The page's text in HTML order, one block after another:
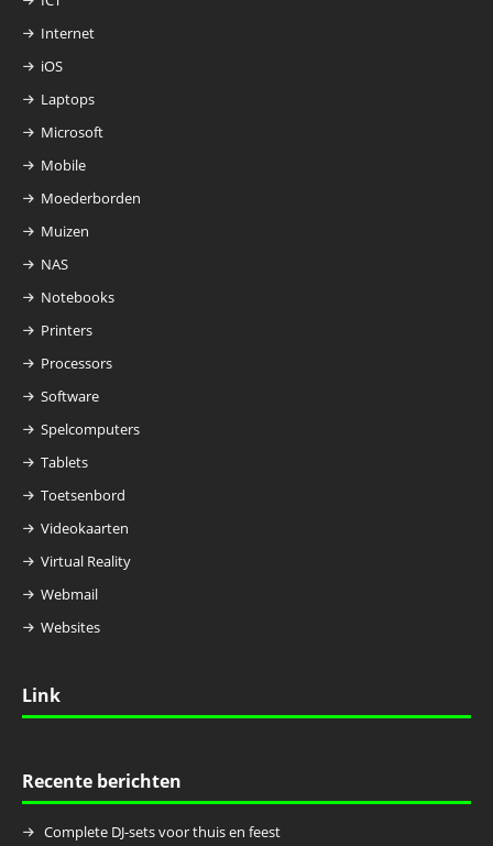
Internet
iOS
Laptops
Microsoft
Mobile
Moederborden
Muizen
NAS
Notebooks
Printers
Processors
Software
Spelcomputers
Tablets
Toetsenbord
Videokaarten
Virtual Reality
Webmail
Websites
Link
Recente berichten
Complete DJ-sets voor thuis en feest